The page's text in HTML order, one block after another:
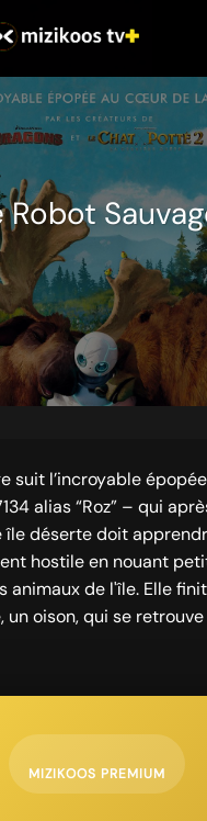
Robot
suit l’incroyable
alias “Roz” – qui
île déserte doit
hostile en nouant
animaux de l'île. Elle
un oison, qui se
MIZIKOOS PREMIUM